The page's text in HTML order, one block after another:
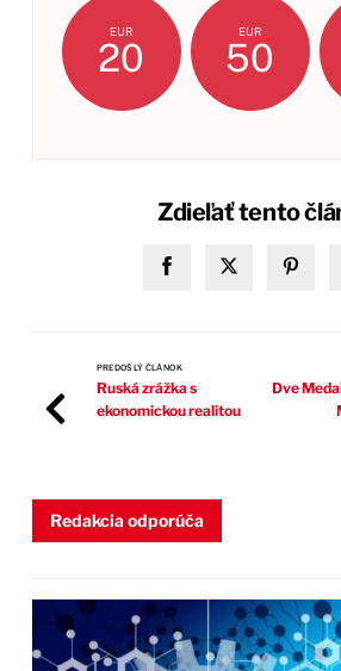
EUR
20
EUR
50
Zdieľať tento
PREDOŠLÝ ČLÁNOK
Ruská zrážka s
ekonomickou realitou
Dve
Redakcia odporúča